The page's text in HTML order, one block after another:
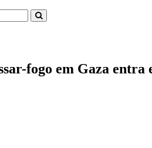
fogo em Gaza